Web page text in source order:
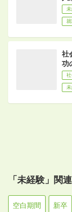
社
功
「未経験」関
空白期間 新卒